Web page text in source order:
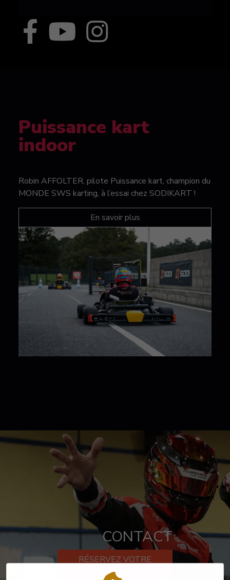
Puissance kart
indoor
Robin AFFOLTER, pilote Puissance kart, champion du
MONDE SWS karting, à l’essai chez SODIKART !
En savoir plus
CONTACT
RÉSERVEZ VOTRE
PASSAGE